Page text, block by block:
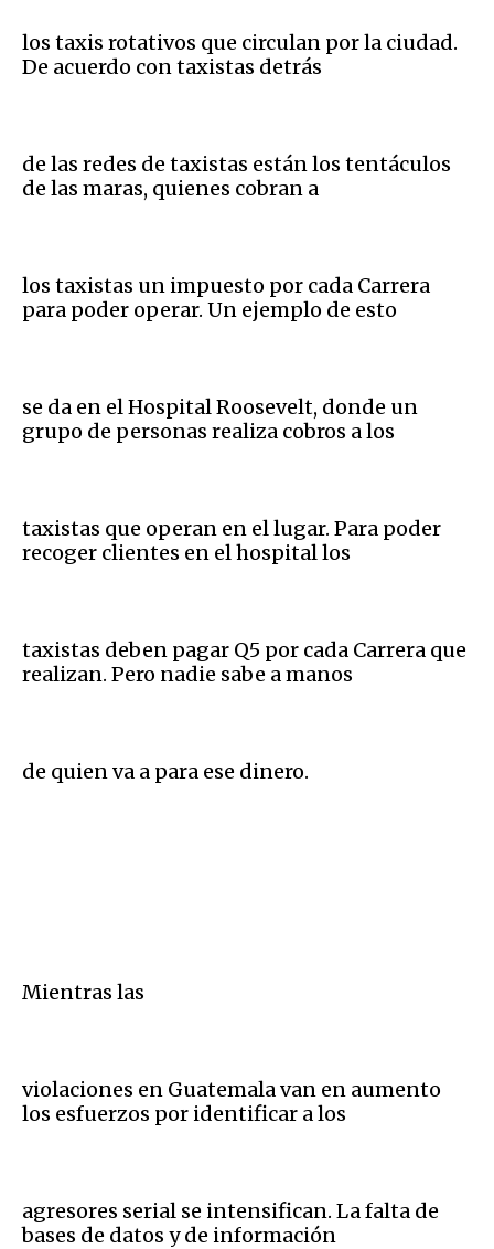
los taxis rotativos que circulan por la ciudad.
De acuerdo con taxistas detrás
de las redes de taxistas están los tentáculos
de las maras, quienes cobran a
los taxistas un impuesto por cada Carrera
para poder operar. Un ejemplo de esto
se da en el Hospital Roosevelt, donde un
grupo de personas realiza cobros a los
taxistas que operan en el lugar. Para poder
recoger clientes en el hospital los
taxistas deben pagar Q5 por cada Carrera que
realizan. Pero nadie sabe a manos
de quien va a para ese dinero.
Mientras las
violaciones en Guatemala van en aumento
los esfuerzos por identificar a los
agresores serial se intensifican. La falta de
bases de datos y de información